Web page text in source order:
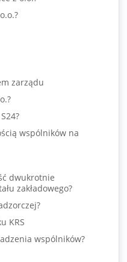
zarządu
wspólników na
dwukrotnie
zakładowego?
KRS
wspólników?